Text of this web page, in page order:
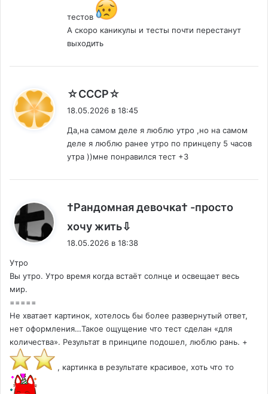
тестов
А скоро каникулы и тесты почти перестанут
выходить
☆СССР☆
18.05.2026 в 18:45
Да,на самом деле я люблю утро ,но на самом
деле я люблю ранее утро по принцепу 5 часов
утра ))мне понравился тест +3
†Рандомная девочка† -просто
хочу жить⇩
18.05.2026 в 18:38
Утро
Вы утро. Утро время когда встаёт солнце и освещает весь
мир.
=====
Не хватает картинок, хотелось бы более развернутый ответ,
нет оформления…Такое ощущение что тест сделан «для
количества». Результат в принципе подошел, люблю рань. +
, картинка в результате красивое, хоть что то